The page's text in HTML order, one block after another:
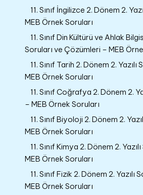
11. Sınıf İngilizce 2. Dönem 2.
MEB Örnek Soruları
11. Sınıf Din Kültürü ve Ahlak
Soruları ve Çözümleri – MEB
11. Sınıf Tarih 2. Dönem 2.
MEB Örnek Soruları
11. Sınıf Coğrafya 2. Dönem 2.
– MEB Örnek Soruları
11. Sınıf Biyoloji 2. Dönem 2.
MEB Örnek Soruları
11. Sınıf Kimya 2. Dönem 2.
MEB Örnek Soruları
11. Sınıf Fizik 2. Dönem 2.
MEB Örnek Soruları